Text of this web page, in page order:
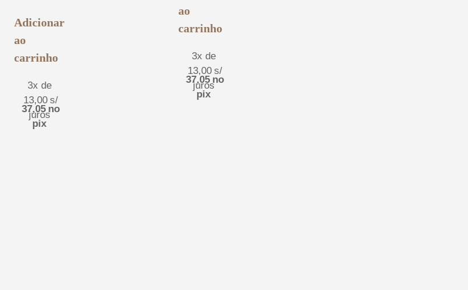
Adicionar
ao
carrinho
3x de
13,00 s/
juros
37,05 no
pix
ao
carrinho
3x de
13,00 s/
juros
37,05 no
pix